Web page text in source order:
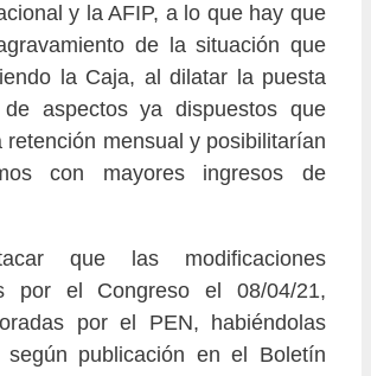
y la AFIP, a lo que hay que
de la situación que
la Caja, al dilatar la puesta
aspectos ya dispuestos que
retención mensual y posibilitarían
con mayores ingresos de
que las modificaciones
por el Congreso el 08/04/21,
por el PEN, habiéndolas
según publicación en el Boletín